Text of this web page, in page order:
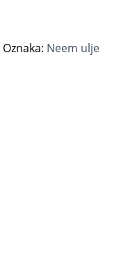
Oznaka: Neem ulje